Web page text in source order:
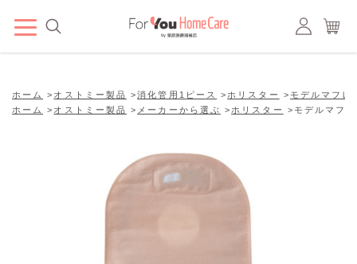
ホーム > オストミー製品 >消化管用1ピース > ホリスター > モデルマフレ
ホーム
> オストミー製品 > メーカーから選ぶ > ホリスター > モデルマフ